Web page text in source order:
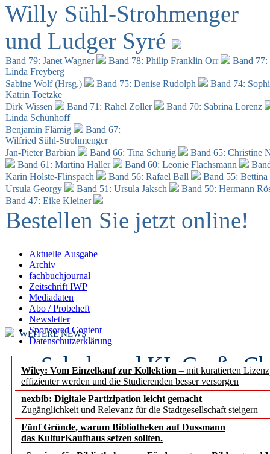
Willy Sühl-Strohmenger
und Ludger Syré
Band 79: Janet Wagner Band 78: Philip Franklin Orr
Band
Linda Freyberg
Sabine Wolf (Hrsg.)
Band 75: Denise Rudolph
Band 74:
Katrin Toetzke
Dirk Wissen
Band 71: Rahel Zoller
Band 70: Sabrina Lorenz
Linda Schünhoff
Benjamin Flämig
Band 67:
Wilfried Sühl-Strohmenger
Jan-Pieter Barbian
Band 66: Tina Schurig
Band 65: Christine
Band 61: Martina Haller
Band 60: Leonie Flachsmann
Karin Holste-Flinspach
Band 56: Rafael Ball
Band 55:
Ursula Georgy
Band 51: Ursula Jaksch Band 50: Hermann
Band 47: Eike Kleiner
Bestellen Sie jetzt online!
Aktuelle Ausgabe
Archiv
fachbuchjournal
Zeitschrift IWP
Mediadaten
Abo / Probeheft
Newsletter
Sponsored Content
Datenschutzerklärung
Wiley: Vom Einzelkauf zur Kollektion – mit kuratierten
effizienter werden und die Studierenden besser versorgen
nexbib: Digitale Partizipation leicht gemacht –
Zugänglichkeit und Relevanz für die Stadtgesellschaft steigern
Fünf Gründe, warum Bibliotheken auf Dussmann
das KulturKaufhaus setzen sollten.
WEITERE NEWS
Schule und KI: Große
Voraussetzungen
Erfolgreiches erstes
Segment Research –